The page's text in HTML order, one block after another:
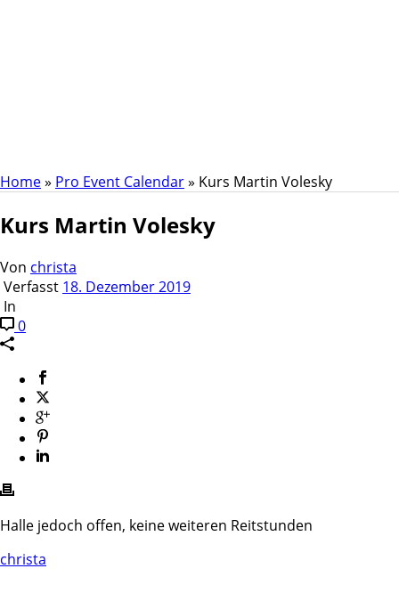
Home» Pro Event Calendar» Kurs Martin Volesky
Kurs Martin Volesky
Von christa
Verfasst 18. Dezember 2019
In
0
Halle jedoch offen, keine weiteren Reitstunden
christa